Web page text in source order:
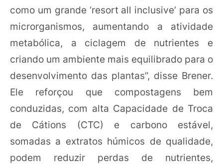
como um grande ‘resort all inclusive’ para os
microrganismos, aumentando a atividade
metabólica, a ciclagem de nutrientes e
criando um ambiente mais equilibrado para o
desenvolvimento das plantas”, disse Brener.
Ele reforçou que compostagens bem
conduzidas, com alta Capacidade de Troca
de Cátions (CTC) e carbono estável,
somadas a extratos húmicos de qualidade,
podem reduzir perdas de nutrientes,